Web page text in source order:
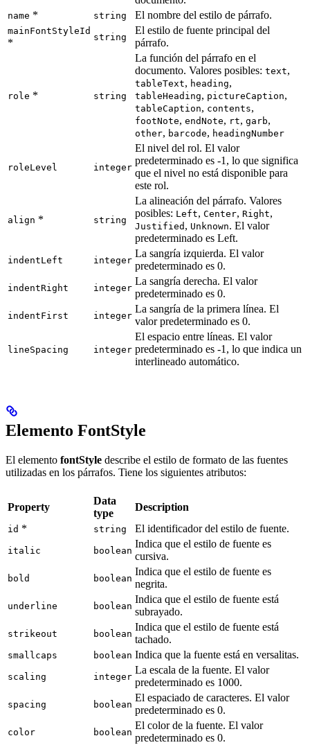
name * string El nombre del estilo de párrafo.
mainFontStyleId
* string
El estilo de fuente principal del
párrafo.
role * string
La función del párrafo en el
documento. Valores posibles: text,
tableText, heading,
tableHeading, pictureCaption,
tableCaption, contents,
footNote, endNote, rt, garb,
other, barcode, headingNumber
roleLevel integer
El nivel del rol. El valor
predeterminado es -1, lo que significa
que el nivel no está disponible para
este rol.
align * string
La alineación del párrafo. Valores
posibles: Left, Center, Right,
Justified , Unknown. El valor
predeterminado es Left.
indentLeft integer
La sangría izquierda. El valor
predeterminado es 0.
indentRight integer
La sangría derecha. El valor
predeterminado es 0.
indentFirst integer
La sangría de la primera línea. El
valor predeterminado es 0.
lineSpacing integer
El espacio entre líneas. El valor
predeterminado es -1, lo que indica un
interlineado automático.
Elemento FontStyle
El elemento fontStyle describe el estilo de formato de las fuentes
utilizadas en los párrafos. Tiene los siguientes atributos:
Property
Data
type
Description
id * string El identificador del estilo de fuente.
italic boolean
Indica que el estilo de fuente es
cursiva.
bold boolean
Indica que el estilo de fuente es
negrita.
underline boolean
Indica que el estilo de fuente está
subrayado.
strikeout boolean
Indica que el estilo de fuente está
tachado.
smallcaps boolean Indica que la fuente está en versalitas.
scaling integer
La escala de la fuente. El valor
predeterminado es 1000.
spacing boolean
El espaciado de caracteres. El valor
predeterminado es 0.
color boolean
El color de la fuente. El valor
predeterminado es 0.